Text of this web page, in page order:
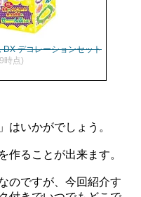
デコレーションセット
時点)
はいかがでしょう。
作ることが出来ます。
のですが、今回紹介す